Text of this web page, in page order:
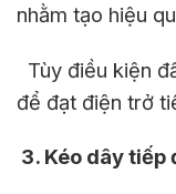
nhằm tạo hiệu
Tùy điều kiện
để đạt điện trở
3. Kéo dây